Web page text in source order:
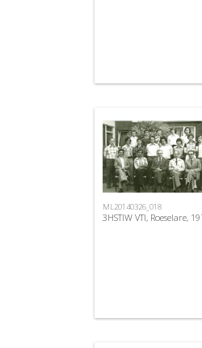
ML20140326_018
3HSTIW VTI, Roeselare,